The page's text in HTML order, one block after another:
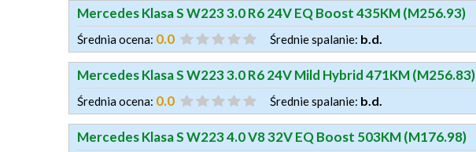
Mercedes Klasa S W223 3.0 R6 24V EQ Boost 435KM (M256.93)
Średnia ocena: 0.0 Średnie spalanie: b.d.
Mercedes Klasa S W223 3.0 R6 24V Mild Hybrid 471KM (M256.83)
Średnia ocena: 0.0 Średnie spalanie: b.d.
Mercedes Klasa S W223 4.0 V8 32V EQ Boost 503KM (M176.98)